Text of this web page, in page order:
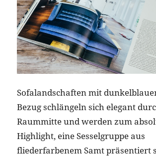
Sofalandschaften mit
Bezug schlängeln sich elegant
Raummitte und werden zum
Highlight, eine Sesselgruppe aus
fliederfarbenem Samt präsentiert